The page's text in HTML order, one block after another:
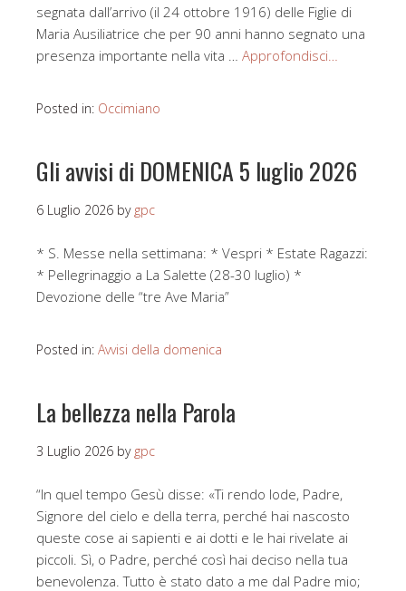
segnata dall’arrivo (il 24 ottobre 1916) delle Figlie di
Maria Ausiliatrice che per 90 anni hanno segnato una
presenza importante nella vita … Approfondisci…
Posted in: Occimiano
Gli avvisi di DOMENICA 5 luglio 2026
6 Luglio 2026 by gpc
* S. Messe nella settimana: * Vespri * Estate Ragazzi:
* Pellegrinaggio a La Salette (28-30 luglio) *
Devozione delle “tre Ave Maria”
Posted in: Avvisi della domenica
La bellezza nella Parola
3 Luglio 2026 by gpc
“In quel tempo Gesù disse: «Ti rendo lode, Padre,
Signore del cielo e della terra, perché hai nascosto
queste cose ai sapienti e ai dotti e le hai rivelate ai
piccoli. Sì, o Padre, perché così hai deciso nella tua
benevolenza. Tutto è stato dato a me dal Padre mio;